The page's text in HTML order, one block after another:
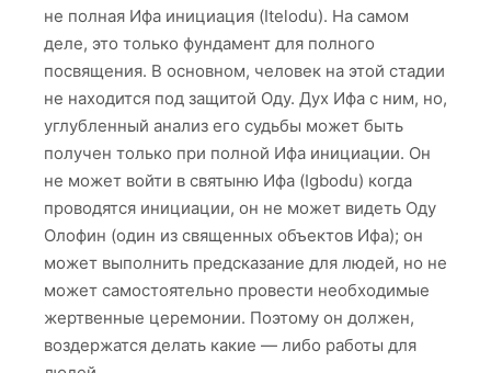
не полная Ифа инициация (Itelodu). На самом
деле, это только фундамент для полного
посвящения. В основном, человек на этой стадии
не находится под защитой Оду. Дух Ифа с ним, но,
углубленный анализ его судьбы может быть
получен только при полной Ифа инициации. Он
не может войти в святыню Ифа (Igbodu) когда
проводятся инициации, он не может видеть Оду
Олофин (один из священных объектов Ифа); он
может выполнить предсказание для людей, но не
может самостоятельно провести необходимые
жертвенные церемонии. Поэтому он должен,
воздержатся делать какие — либо работы для